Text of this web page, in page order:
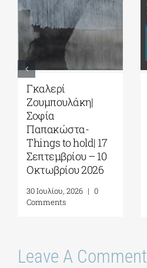
Γκαλερί
Ζουμπουλάκη|
Σοφία
Παπακώστα-
Things to hold| 17
Σεπτεμβρίου – 10
Οκτωβρίου 2026
30 Ιουλίου, 2026 | 0
Comments
Leave A Comment